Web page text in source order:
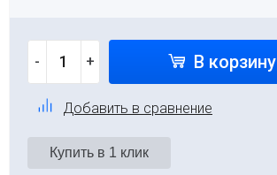
- + В корзину
Добавить в сравнение